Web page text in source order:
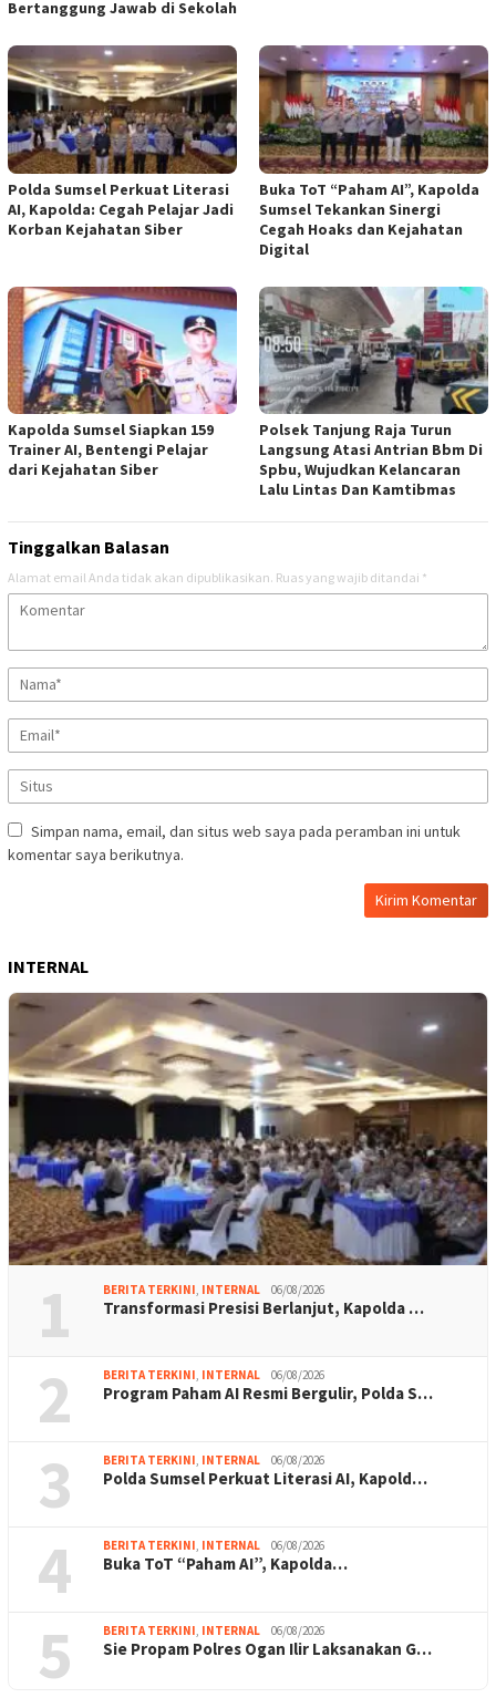
Bertanggung Jawab di Sekolah
Polda Sumsel Perkuat Literasi
AI, Kapolda: Cegah Pelajar Jadi
Korban Kejahatan Siber
Buka ToT “Paham AI”, Kapolda
Sumsel Tekankan Sinergi
Cegah Hoaks dan Kejahatan
Digital
Kapolda Sumsel Siapkan 159
Trainer AI, Bentengi Pelajar
dari Kejahatan Siber
Polsek Tanjung Raja Turun
Langsung Atasi Antrian Bbm Di
Spbu, Wujudkan Kelancaran
Lalu Lintas Dan Kamtibmas
Tinggalkan Balasan
Alamat email Anda tidak akan dipublikasikan. Ruas yang wajib ditandai *
Simpan nama, email, dan situs web saya pada peramban ini untuk
komentar saya berikutnya.
INTERNAL
1 BERITA TERKINI, INTERNAL 06/08/2026
Transformasi Presisi Berlanjut, Kapolda …
2 BERITA TERKINI, INTERNAL 06/08/2026
Program Paham AI Resmi Bergulir, Polda S…
3 BERITA TERKINI, INTERNAL 06/08/2026
Polda Sumsel Perkuat Literasi AI, Kapold…
4 BERITA TERKINI, INTERNAL 06/08/2026
Buka ToT “Paham AI”, Kapolda…
5 BERITA TERKINI, INTERNAL 06/08/2026
Sie Propam Polres Ogan Ilir Laksanakan G…